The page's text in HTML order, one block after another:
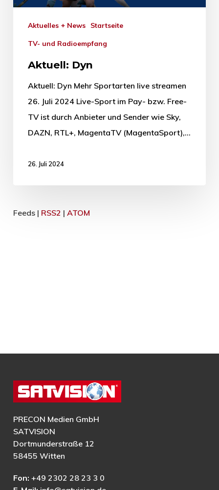
Aktuelles + News Startseite
TV- und Radioempfang
Aktuell: Dyn
Aktuell: Dyn Mehr Sportarten live streamen
26. Juli 2024 Live-Sport im Pay- bzw. Free-
TV ist durch Anbieter und Sender wie Sky,
DAZN, RTL+, MagentaTV (MagentaSport),…
26. Juli 2024
Feeds | RSS2 | ATOM
PRECON Medien GmbH
SATVISION
Dortmunderstraße 12
58455 Witten
Fon: +49 2302 28 23 3 0